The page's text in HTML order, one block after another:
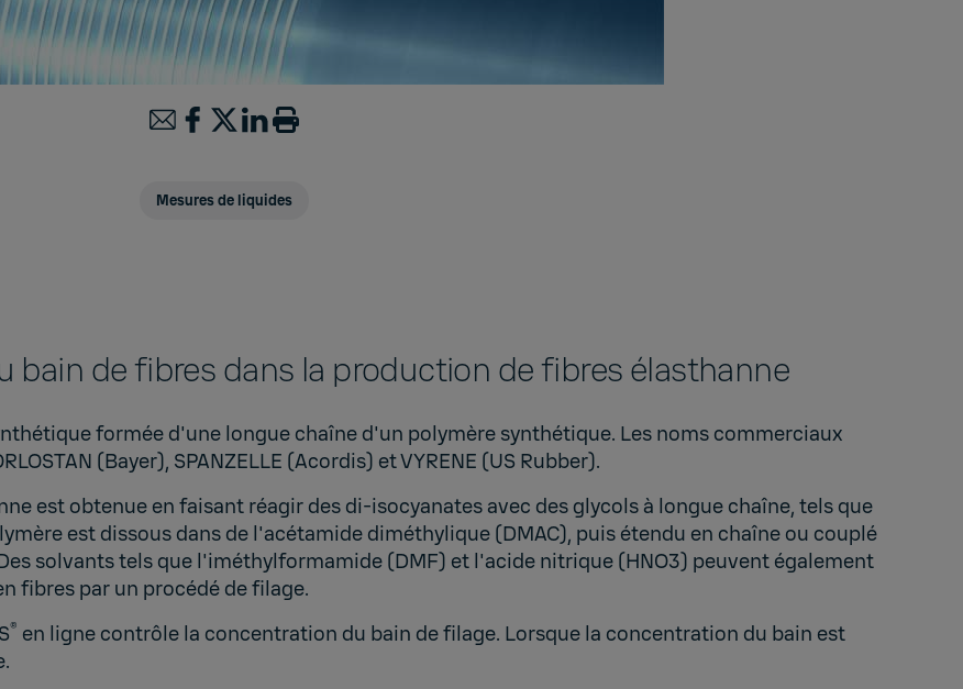
Mesures de liquides
bain de fibres dans la production de fibres élasthanne
formée d'une longue chaîne d'un polymère synthétique. Les noms commerciaux
(Bayer), SPANZELLE (Acordis) et VYRENE (US Rubber).
est obtenue en faisant réagir des di-isocyanates avec des glycols à longue chaîne, tels que
est dissous dans de l'acétamide diméthylique (DMAC), puis étendu en chaîne ou couplé
solvants tels que l'iméthylformamide (DMF) et l'acide nitrique (HNO3) peuvent également
fibres par un procédé de filage.
® en ligne contrôle la concentration du bain de filage. Lorsque la concentration du bain est